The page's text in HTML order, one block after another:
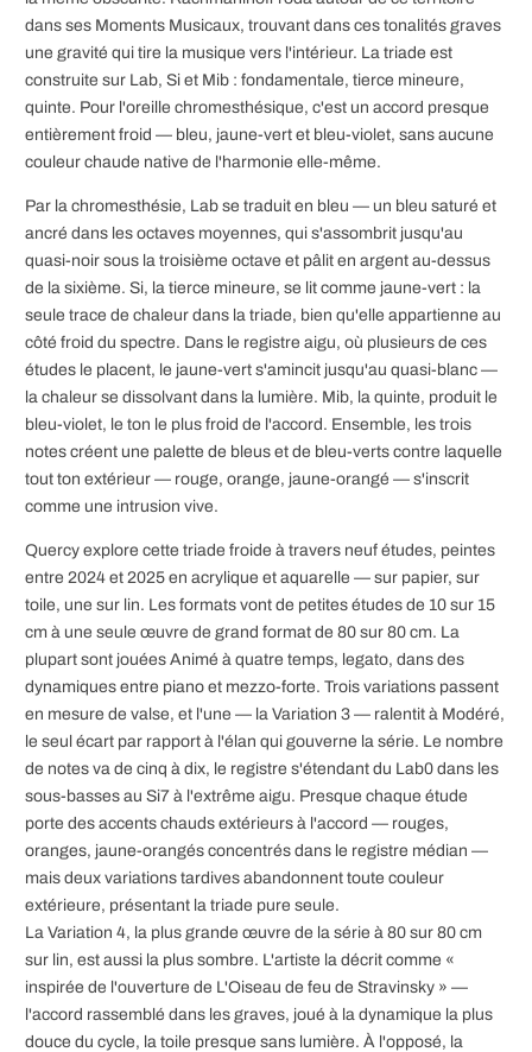
dans ses Moments Musicaux, trouvant dans ces tonalités graves
une gravité qui tire la musique vers l'intérieur. La triade est
construite sur Lab, Si et Mib : fondamentale, tierce mineure,
quinte. Pour l'oreille chromesthésique, c'est un accord presque
entièrement froid — bleu, jaune-vert et bleu-violet, sans aucune
couleur chaude native de l'harmonie elle-même.
Par la chromesthésie, Lab se traduit en bleu — un bleu saturé et
ancré dans les octaves moyennes, qui s'assombrit jusqu'au
quasi-noir sous la troisième octave et pâlit en argent au-dessus
de la sixième. Si, la tierce mineure, se lit comme jaune-vert : la
seule trace de chaleur dans la triade, bien qu'elle appartienne au
côté froid du spectre. Dans le registre aigu, où plusieurs de ces
études le placent, le jaune-vert s'amincit jusqu'au quasi-blanc —
la chaleur se dissolvant dans la lumière. Mib, la quinte, produit le
bleu-violet, le ton le plus froid de l'accord. Ensemble, les trois
notes créent une palette de bleus et de bleu-verts contre laquelle
tout ton extérieur — rouge, orange, jaune-orangé — s'inscrit
comme une intrusion vive.
Quercy explore cette triade froide à travers neuf études, peintes
entre 2024 et 2025 en acrylique et aquarelle — sur papier, sur
toile, une sur lin. Les formats vont de petites études de 10 sur 15
cm à une seule œuvre de grand format de 80 sur 80 cm. La
plupart sont jouées Animé à quatre temps, legato, dans des
dynamiques entre piano et mezzo-forte. Trois variations passent
en mesure de valse, et l'une — la Variation 3 — ralentit à Modéré,
le seul écart par rapport à l'élan qui gouverne la série. Le nombre
de notes va de cinq à dix, le registre s'étendant du Lab0 dans les
sous-basses au Si7 à l'extrême aigu. Presque chaque étude
porte des accents chauds extérieurs à l'accord — rouges,
oranges, jaune-orangés concentrés dans le registre médian —
mais deux variations tardives abandonnent toute couleur
extérieure, présentant la triade pure seule.
La Variation 4, la plus grande œuvre de la série à 80 sur 80 cm
sur lin, est aussi la plus sombre. L'artiste la décrit comme «
inspirée de l'ouverture de L'Oiseau de feu de Stravinsky » —
l'accord rassemblé dans les graves, joué à la dynamique la plus
douce du cycle, la toile presque sans lumière. À l'opposé, la